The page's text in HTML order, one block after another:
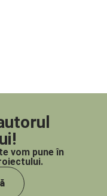
vom pune în